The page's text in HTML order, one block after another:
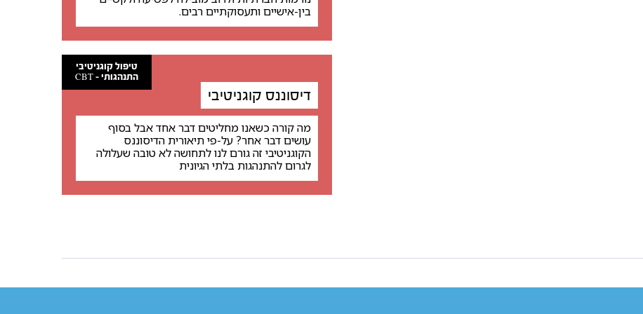
בין-אישיים ותעסוקתיים רבים.
טיפול קוגניטיבי
התנהגותי - CBT
דיסוננס קוגניטיבי
מה קורה כשאנו מחליטים דבר אחד אבל בסוף
עושים דבר אחר? על-פי תיאורית הדיסוננס
הקוגניטיבי זה גורם לנו לתחושה לא טובה שעלולה
לגרום להתנהגות בלתי הגיונית